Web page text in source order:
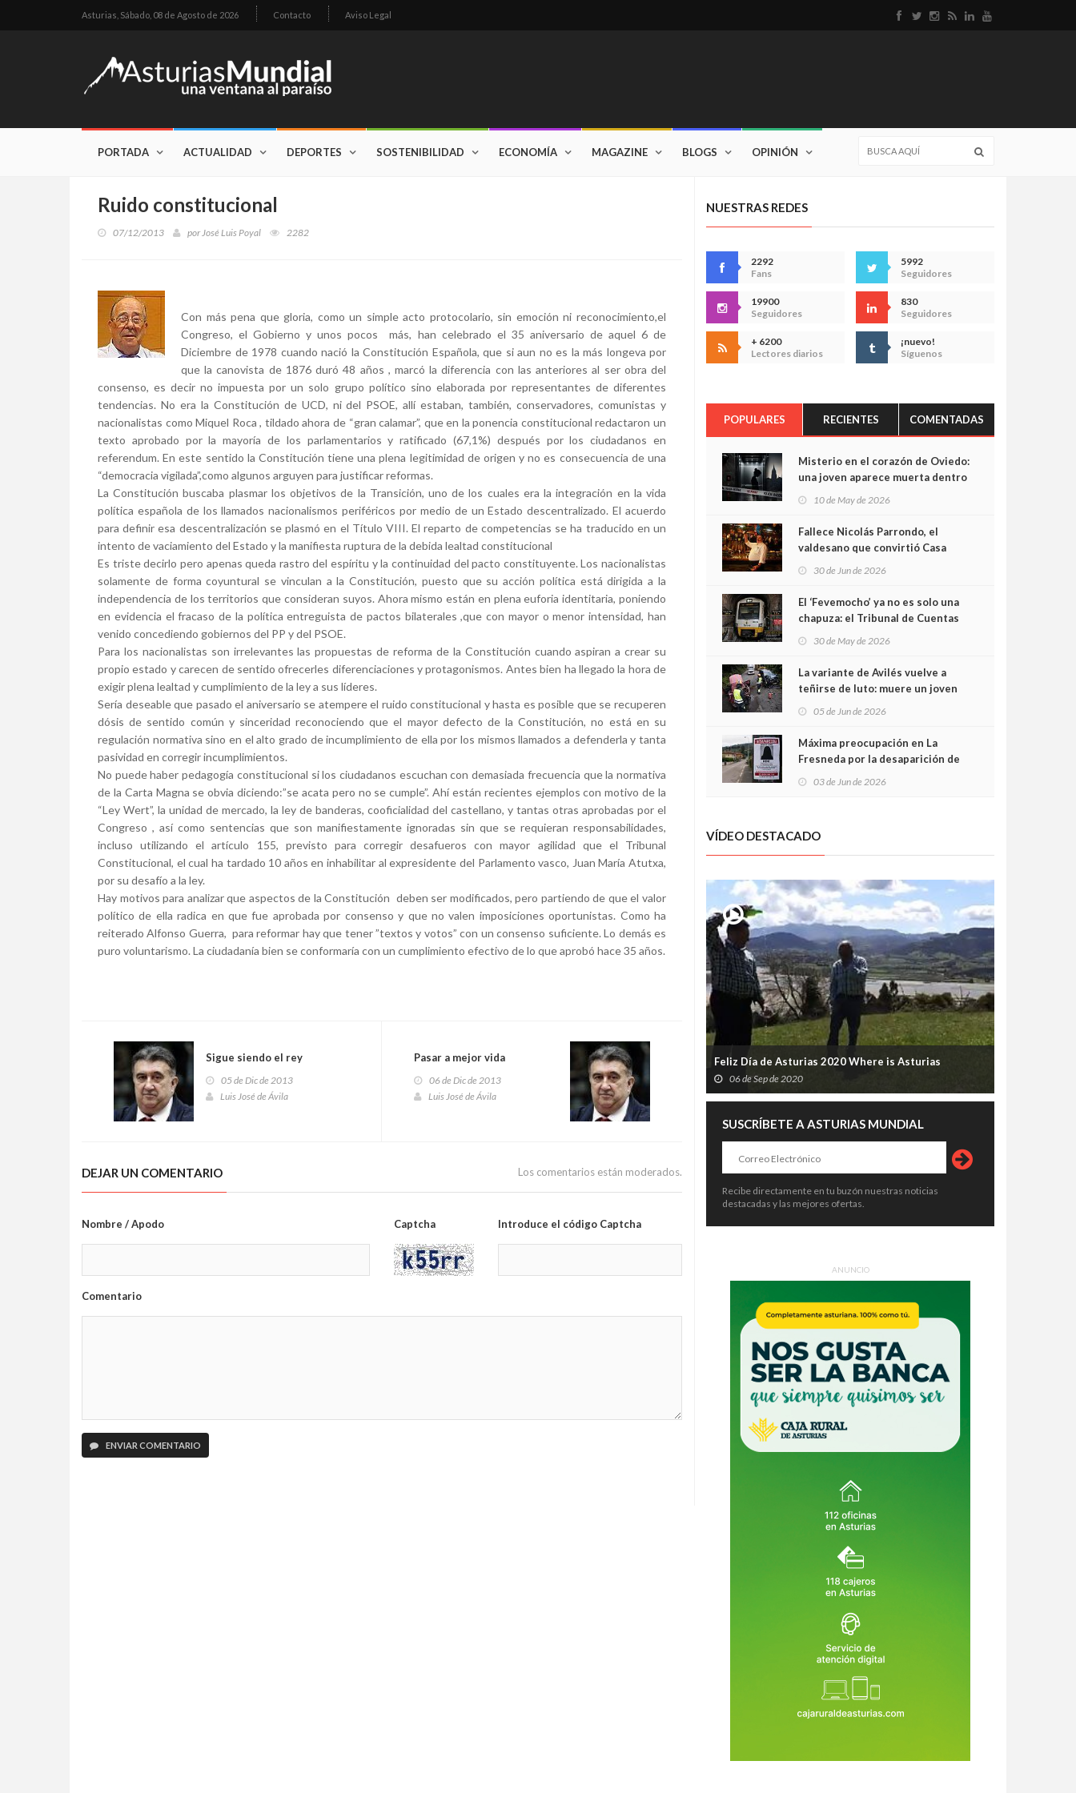
Asturias, Sábado, 08 de Agosto de 2026 Contacto Aviso Legal
PORTADA ACTUALIDAD DEPORTES SOSTENIBILIDAD ECONOMÍA MAGAZINE BLOGS OPINIÓN
Ruido constitucional
07/12/2013 porJosé Luis Poyal 2282
Con más pena que gloria, como un simple acto protocolario, sin emoción ni reconocimiento,el
Congreso, el Gobierno y unos pocos más, han celebrado el 35 aniversario de aquel 6 de
Diciembre de 1978 cuando nació la Constitución Española, que si aun no es la más longeva por
que la canovista de 1876 duró 48 años , marcó la diferencia con las anteriores al ser obra del
consenso, es decir no impuesta por un solo grupo político sino elaborada por representantes de diferentes
tendencias. No era la Constitución de UCD, ni del PSOE, allí estaban, también, conservadores, comunistas y
nacionalistas como Miquel Roca , tildado ahora de “gran calamar”, que en la ponencia constitucional redactaron un
texto aprobado por la mayoría de los parlamentarios y ratificado (67,1%) después por los ciudadanos en
referendum. En este sentido la Constitución tiene una plena legitimidad de origen y no es consecuencia de una
“democracia vigilada”,como algunos arguyen para justificar reformas.
La Constitución buscaba plasmar los objetivos de la Transición, uno de los cuales era la integración en la vida
política española de los llamados nacionalismos periféricos por medio de un Estado descentralizado. El acuerdo
para definir esa descentralización se plasmó en el Título VIII. El reparto de competencias se ha traducido en un
intento de vaciamiento del Estado y la manifiesta ruptura de la debida lealtad constitucional
Es triste decirlo pero apenas queda rastro del espíritu y la continuidad del pacto constituyente. Los nacionalistas
solamente de forma coyuntural se vinculan a la Constitución, puesto que su acción política está dirigida a la
independencia de los territorios que consideran suyos. Ahora mismo están en plena euforia identitaria, poniendo
en evidencia el fracaso de la política entreguista de pactos bilaterales ,que con mayor o menor intensidad, han
venido concediendo gobiernos del PP y del PSOE.
Para los nacionalistas son irrelevantes las propuestas de reforma de la Constitución cuando aspiran a crear su
propio estado y carecen de sentido ofrecerles diferenciaciones y protagonismos. Antes bien ha llegado la hora de
exigir plena lealtad y cumplimiento de la ley a sus líderes.
Sería deseable que pasado el aniversario se atempere el ruido constitucional y hasta es posible que se recuperen
dósis de sentido común y sinceridad reconociendo que el mayor defecto de la Constitución, no está en su
regulación normativa sino en el alto grado de incumplimiento de ella por los mismos llamados a defenderla y tanta
pasividad en corregir incumplimientos.
No puede haber pedagogía constitucional si los ciudadanos escuchan con demasiada frecuencia que la normativa
de la Carta Magna se obvia diciendo:”se acata pero no se cumple”. Ahí están recientes ejemplos con motivo de la
“Ley Wert”, la unidad de mercado, la ley de banderas, cooficialidad del castellano, y tantas otras aprobadas por el
Congreso , así como sentencias que son manifiestamente ignoradas sin que se requieran responsabilidades,
incluso utilizando el artículo 155, previsto para corregir desafueros con mayor agilidad que el Tribunal
Constitucional, el cual ha tardado 10 años en inhabilitar al expresidente del Parlamento vasco, Juan María Atutxa,
por su desafío a la ley.
Hay motivos para analizar que aspectos de la Constitución deben ser modificados, pero partiendo de que el valor
político de ella radica en que fue aprobada por consenso y que no valen imposiciones oportunistas. Como ha
reiterado Alfonso Guerra, para reformar hay que tener ”textos y votos” con un consenso suficiente. Lo demás es
puro voluntarismo. La ciudadanía bien se conformaría con un cumplimiento efectivo de lo que aprobó hace 35 años.
Sigue siendo el rey
05 de Dic de 2013
Luis José de Ávila
Pasar a mejor vida
06 de Dic de 2013
Luis José de Ávila
DEJAR UN COMENTARIO Los comentarios están moderados.
Nombre / Apodo Captcha Introduce el código Captcha
Comentario
ENVIAR COMENTARIO
NUESTRAS REDES
2292
Fans
5992
Seguidores
19900
Seguidores
830
Seguidores
+ 6200
Lectores diarios
¡nuevo!
Síguenos
POPULARES RECIENTES COMENTADAS
Misterio en el corazón de Oviedo:
una joven aparece muerta dentro
cámaras captan sus últimos
minutos
10 de May de 2026
Fallece Nicolás Parrondo, el
valdesano que convirtió Casa
30 de Jun de 2026
El ‘Fevemocho’ ya no es solo una
chapuza: el Tribunal de Cuentas
sobrecoste de los trenes que no
cabían por los túneles
30 de May de 2026
La variante de Avilés vuelve a
teñirse de luto: muere un joven
05 de Jun de 2026
Máxima preocupación en La
Fresneda por la desaparición de
03 de Jun de 2026
VÍDEO DESTACADO
Feliz Día de Asturias 2020 Where is Asturias
06 de Sep de 2020
SUSCRÍBETE A ASTURIAS MUNDIAL
Recibe directamente en tu buzón nuestras noticias
destacadas y las mejores ofertas.
ANUNCIO